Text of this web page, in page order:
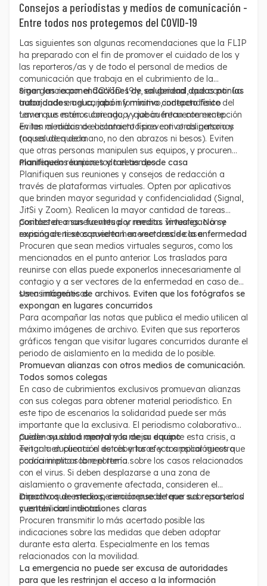
Consejos a periodistas y medios de comunicación -
Entre todos nos protegemos del COVID-19
Las siguientes son algunas recomendaciones que la FLIP
ha preparado con el fin de promover el cuidado de los y
las reporteros/as y de todo el personal de medios de
comunicación que trabaja en el cubrimiento de la
emergencia por el COVID-19 y, en general, que continúa
trabajando en el campo informativo, independiente del
tema que estén cubriendo, y que cuentan con excepción
en las medidas de aislamiento preventivo obligatorio y
toques de queda.
Sigan las recomendaciones de salubridad dadas por las
autoridades: agua, jabón y mínimo contacto físico
Laven sus manos con agua y jabón frecuentemente.
Eviten al máximo el contacto físico con otras personas
(no saluden de mano, no den abrazos ni besos). Eviten
que otras personas manipulen sus equipos, y procuren
mantenerlos limpios todo el tiempo.
Planifiquen reuniones y tareas desde casa
Planifiquen sus reuniones y consejos de redacción a
través de plataformas virtuales. Opten por aplicativos
que brinden mayor seguridad y confidencialidad (Signal,
JitSi y Zoom). Realicen la mayor cantidad de tareas
posibles de manera virtual y remota. Investigación y
revisión de textos pueden hacerse desde casa.
Contacten a sus fuentes por medios virtuales. No se
expongan ni se conviertan en vectores de la enfermedad
Procuren que sean medios virtuales seguros, como los
mencionados en el punto anterior. Los traslados para
reunirse con ellas puede exponerlos innecesariamente al
contagio y a ser vectores de la enfermedad en caso de
ser asintomáticos.
Usen imágenes de archivos. Eviten que los fotógrafos se
expongan en lugares concurridos
Para acompañar las notas que publica el medio utilicen al
máximo imágenes de archivo. Eviten que sus reporteros
gráficos tengan que visitar lugares concurridos durante el
periodo de aislamiento en la medida de lo posible.
Promuevan alianzas con otros medios de comunicación.
Todos somos colegas
En caso de cubrimientos exclusivos promuevan alianzas
con sus colegas para obtener material periodístico. En
este tipo de escenarios la solidaridad puede ser más
importante que la exclusiva. El periodismo colaborativo
puede ayudar a apoyarnos mejor durante esta crisis, a
evitar la duplicación de coberturas y a ampliar nuestro
conocimiento sobre el tema.
Cuiden su salud mental y la de su equipo
Tengan en cuenta el estrés y los efectos psicológicos que
podría implicar la reportería sobre los casos relacionados
con el virus. Si deben desplazarse a una zona de
aislamiento o gravemente afectada, consideren el
impacto que esta experiencia puede tener sobre su salud
y estabilidad mental.
Directivos de medios, cerciórense de que sus reporteros
cuenten con indicaciones claras
Procuren transmitir lo más acertado posible las
indicaciones sobre las medidas que deben adoptar
durante esta alerta. Especialmente en los temas
relacionados con la movilidad.
La emergencia no puede ser excusa de autoridades
para que les restrinjan el acceso a la información